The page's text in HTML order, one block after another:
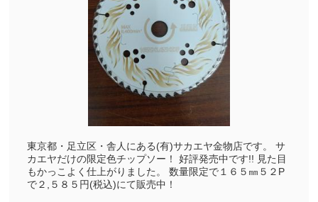
東京都・足立区・舎人にある(有)サカエヤ金物店です。 サ
カエヤだけの限定色チップソー！ 好評発売中です!! 見た目
もかっこよく仕上がりました。 数量限定で１６５㎜５２P
で２,５８５円(税込)にて販売中！